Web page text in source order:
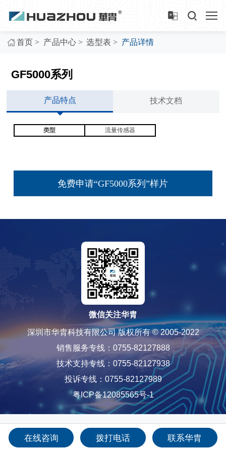
首页 > 产品中心 > 选型表 > 产品详情
GF5000系列
产品特点 技术文档
类型 流量传感器
免费申请“GF5000系列”样片
微信关注华胄
深圳市华胄科技有限公司 版权所有 © 2005-2022
销售服务专线：0755-82127888
技术支持专线：0755-82127938
投诉专线：0755-82127989
粤ICP备12085565号-1
在线咨询 拨打电话 联系华胄